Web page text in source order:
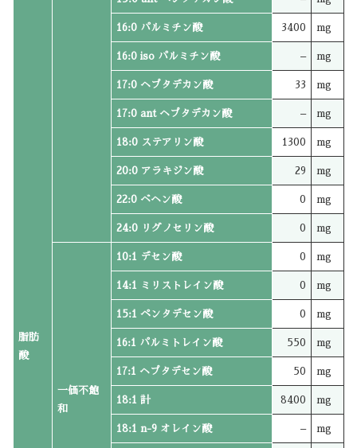
脂肪
酸
16:0 パルミチン酸 3400 mg
16:0 iso パルミチン酸 – mg
17:0 ヘプタデカン酸 33 mg
17:0 ant ヘプタデカン酸 – mg
18:0 ステアリン酸 1300 mg
20:0 アラキジン酸 29 mg
22:0 ベヘン酸 0 mg
24:0 リグノセリン酸 0 mg
一価不飽
和
10:1 デセン酸 0 mg
14:1 ミリストレイン酸 0 mg
15:1 ペンタデセン酸 0 mg
16:1 パルミトレイン酸 550 mg
17:1 ヘプタデセン酸 50 mg
18:1 計 8400 mg
18:1 n-9 オレイン酸 – mg